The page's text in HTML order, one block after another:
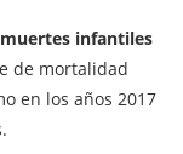
infantiles
de mortalidad
en los años 2017